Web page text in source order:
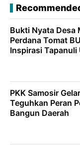
Bukti Nyata Desa
Perdana Tomat
Inspirasi Tapanuli
PKK Samosir
Teguhkan Peran
Bangun Daerah